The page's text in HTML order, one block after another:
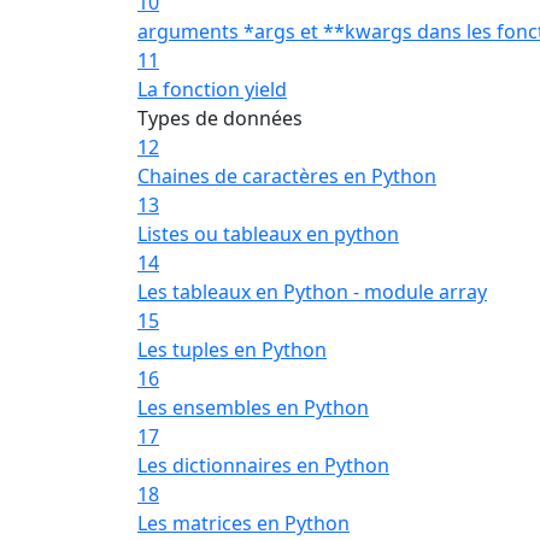
arguments *args et **kwargs dans les
11
La fonction yield
Types de données
12
Chaines de caractères en Python
13
Listes ou tableaux en python
14
Les tableaux en Python - module array
15
Les tuples en Python
16
Les ensembles en Python
17
Les dictionnaires en Python
18
Les matrices en Python